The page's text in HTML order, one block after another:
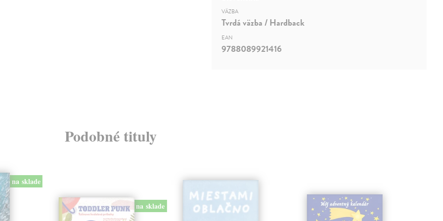
VÄZBA
Tvrdá väzba / Hardback
EAN
9788089921416
Podobné tituly
na sklade
na sklade